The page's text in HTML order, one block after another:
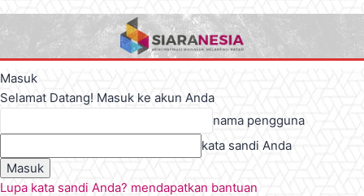
Masuk
Selamat Datang! Masuk ke akun Anda
nama pengguna
kata sandi Anda
Lupa kata sandi Anda? mendapatkan bantuan